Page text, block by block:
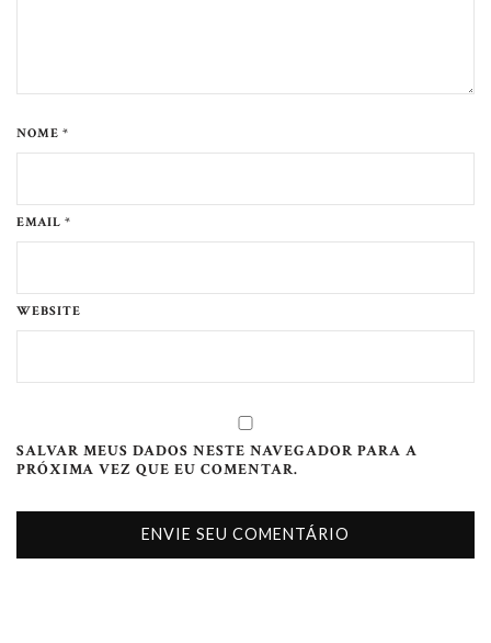
NOME *
EMAIL *
WEBSITE
SALVAR MEUS DADOS NESTE NAVEGADOR PARA A
PRÓXIMA VEZ QUE EU COMENTAR.